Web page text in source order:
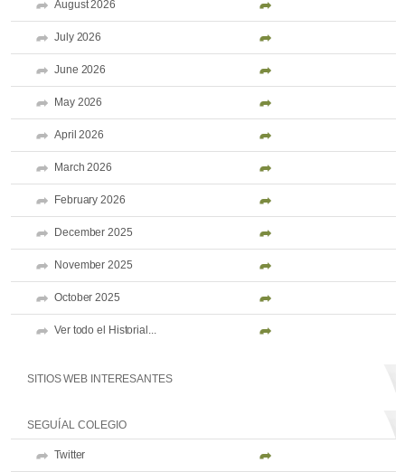
August 2026
July 2026
June 2026
May 2026
April 2026
March 2026
February 2026
December 2025
November 2025
October 2025
Ver todo el Historial...
SITIOS WEB INTERESANTES
SEGUÍ AL COLEGIO
Twitter